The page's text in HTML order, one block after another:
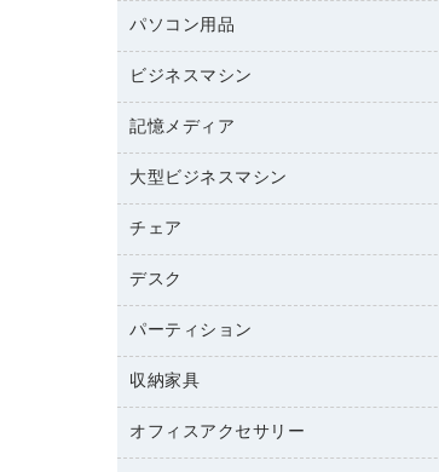
リサイクルトナー（リターン方式）
リサイクルトナー（プール方式）
リサイクルインクカートリッジ
ファクシミリトナー
トナーカートリッジ
コピートナー
名刺用紙
ワープロ用紙
ラベル用紙
プロッター用紙
ハガキ用紙
その他コピー用紙・プリンタ用紙
コピー用紙
パソコン用品
パソコン周辺機器
マウスパッド
マウス
パソコンバッグ／収納用品
ネットワーク／ＬＡＮ機器
ネットワーク／ＬＡＮアクセサリー
セキュリティ用品
ビジネスマシン
電話機
レーザープリンタ／複合機
メモリーカード
プロジェクタ
ファクシミリ
デジタルカメラ
スキャナー
コピー機
記憶メディア
ブルーレイディスク
ＣＤ－ＲＷ
ＣＤ－Ｒ
メディア収納用品
大型ビジネスマシン
プリンタ
チェア
応接イス・ベンチ
オフィスチェア
デスク
ミーティングテーブル
デスク
カウンター
パーティション
ホワイトボード・黒板
収納家具
保管庫・書庫
オフィスアクセサリー